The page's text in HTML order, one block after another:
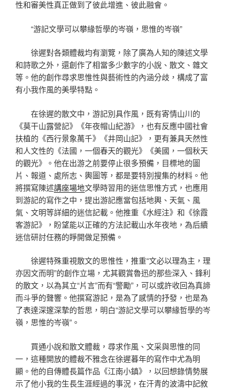
性和審美性真正做到了彼此增進、彼此融會。
“游記文學可以攀緣哲學的岑嶺，思惟的岑嶺”
徐遲對各類體裁均有瀏覽，除了廣為人知的陳述文學
和詩歌之外，還創作了相當多少數字的小說、散文、雜文
等。他的創作尋求思惟性與藝術性的內涵分歧，構成了富
有小我作風的美學特點。
在徐遲的散文中，游記別具作風，既有寄情山川的
《莫干山露營記》《年夜帽山紀游》，也有反應中國社會
扶植的《西行景象萬千》《井岡山記》，更有兼具天然性
和人文性的《法國，一個春天的觀光》《美國，一個秋天
的觀光》。他在出游之前要停止很多預備，目標地的圖
片、報道、處所志、輿圖等，都是要特別搜集的材料。他
將撰寫陳述講座場地文學時習用的迷信思惟方式，也應用
到游記的寫作之中，提出游記應當包括地輿、天氣、風
氣、文明等詳細的迷信記載。他推重《水經注》和《徐霞
客游記》，盼望能以正確的方法記載山水年夜地，為后續
迷信研討任務的睜開做足預備。
徐遲特殊重視散文的思惟性，推重“文必以理為主，理
亦因文而明”的創作立場，尤其觀賞魯迅的那些深入、鋒利
的散文，以為其立“片言”而有“警勵”，可以或許收回為真諦
而斗爭的聲響。他撰寫游記，是為了感情的抒發，也是為
了表達深邃深摯的哲思，明白“游記文學可以攀緣哲學的岑
嶺，思惟的岑嶺”。
買通小說和散文體裁，尋求作風、文采與思惟的同
一，這種開放的體裁不雅念在徐遲暮年的寫作中尤為明
顯。他的自傳體長篇作品《江南小鎮》，以回想錄情勢展
示了他小我的生長生涯經過的事況，在汗青的波濤中記敘